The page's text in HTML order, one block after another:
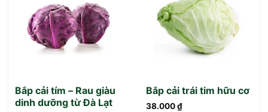
Bắp cải tím – Rau giàu
dinh dưỡng từ Đà Lạt
Bắp cải trái tim hữu cơ
38.000₫